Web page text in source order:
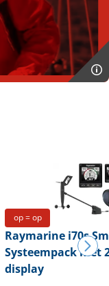
op = op
Raymarine i70s
Systeempack met
display